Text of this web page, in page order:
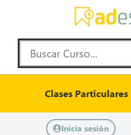
Clases Particulares
Inicia sesión